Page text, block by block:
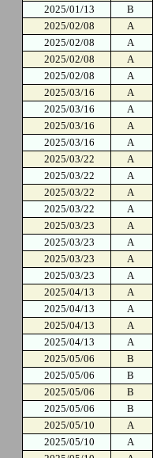
2025/01/13
B
2025/02/08
A
2025/02/08
A
2025/02/08
A
2025/02/08
A
2025/03/16
A
2025/03/16
A
2025/03/16
A
2025/03/16
A
2025/03/22
A
2025/03/22
A
2025/03/22
A
2025/03/22
A
2025/03/23
A
2025/03/23
A
2025/03/23
A
2025/03/23
A
2025/04/13
A
2025/04/13
A
2025/04/13
A
2025/04/13
A
2025/05/06
B
2025/05/06
B
2025/05/06
B
2025/05/06
B
2025/05/10
A
2025/05/10
A